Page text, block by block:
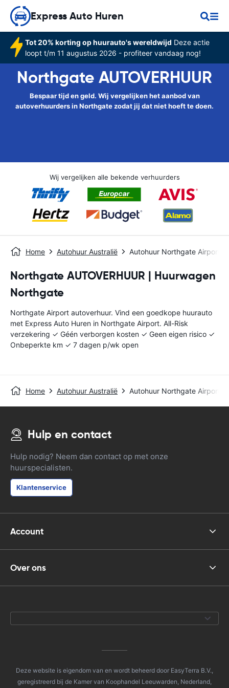
Express Auto Huren
Tot 20% korting op huurauto's wereldwijd Deze actie
loopt t/m 11 augustus 2026 - profiteer vandaag nog!
Northgate AUTOVERHUUR
Bespaar tijd en geld. Wij vergelijken het aanbod van
autoverhuurders in Northgate zodat jij dat niet hoeft te doen.
Wij vergelijken alle bekende verhuurders
Home Autohuur Australië Autohuur Northgate Airport
Northgate AUTOVERHUUR | Huurwagen
Northgate
Northgate Airport autoverhuur. Vind een goedkope huurauto
met Express Auto Huren in Northgate Airport. All-Risk
verzekering ✓ Géén verborgen kosten ✓ Geen eigen risico ✓
Onbeperkte km ✓ 7 dagen p/wk open
Home Autohuur Australië Autohuur Northgate Airport
Hulp en contact
Hulp nodig? Neem dan contact op met onze
huurspecialisten.
Klantenservice
Account
Over ons
Deze website is eigendom van en wordt beheerd door EasyTerra B.V.,
geregistreerd bij de Kamer van Koophandel Leeuwarden, Nederland,